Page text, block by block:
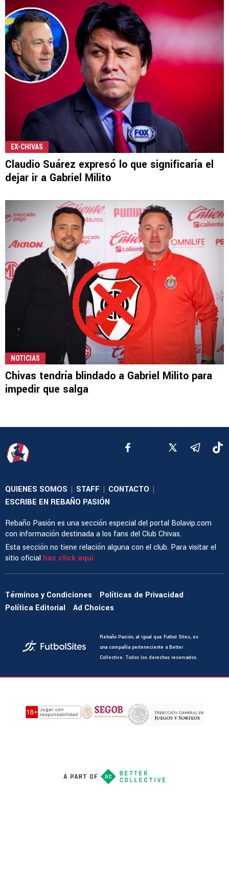
EX-CHIVAS
Claudio Suárez expresó lo que significaría el
dejar ir a Gabriel Milito
NOTICIAS
Chivas tendría blindado a Gabriel Milito para
impedir que salga
QUIENES SOMOS | STAFF | CONTACTO |
ESCRIBE EN REBAÑO PASIÓN
Rebaño Pasión es una sección especial del portal Bolavip.com
con información destinada a los fans del Club Chivas.
Esta sección no tiene relación alguna con el club. Para visitar el
sitio oficial haz click aquí
Términos y Condiciones
Políticas de Privacidad
Política Editorial
Ad Choices
Rebaño Pasión, al igual que Futbol Sites, es
una compañía perteneciente a Better
Collective. Todos los derechos reservados.